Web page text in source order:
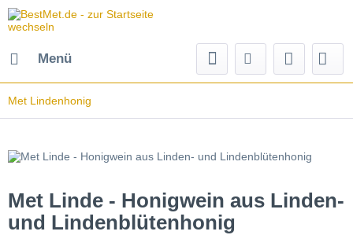
Menü
Met Lindenhonig
Met Linde - Honigwein aus Linden-
und Lindenblütenhonig